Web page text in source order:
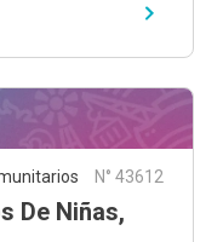
N° 43612
De Niñas,